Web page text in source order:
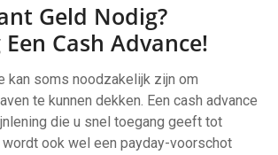
Geld Nodig?
Cash Advance!
kan soms noodzakelijk zijn om
te kunnen dekken. Een cash advance
die u snel toegang geeft tot
ook wel een payday-voorschot